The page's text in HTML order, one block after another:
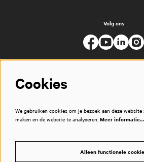
Volg ons
Cookies
We gebruiken cookies om je bezoek aan deze
maken en de website te analyseren. Meer informatie…
Alleen functionele